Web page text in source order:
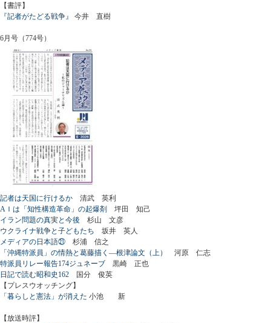
【書評】
『記者がたどる戦争』
今井 直樹
6月号（774号）
記者は天国に行けるか 清武 英利
AＩは「知性構造革命」の起爆剤 坪田 知己
イラン問題の真実と今後 杉山 文彦
ウクライナ戦争と子どもたち 坂井 英人
メディアの日本語㉑ 杉浦 信之
「沖縄特派員」の情熱と葛藤描く―根津論文（上）
河原 仁志
特派員リレー報告174ジュネーブ 黒崎 正也
日記で読む昭和史162 国分 俊英
【プレスウオッチング】
「暮らしと憲法」が消えた 小池 新
【放送時評】